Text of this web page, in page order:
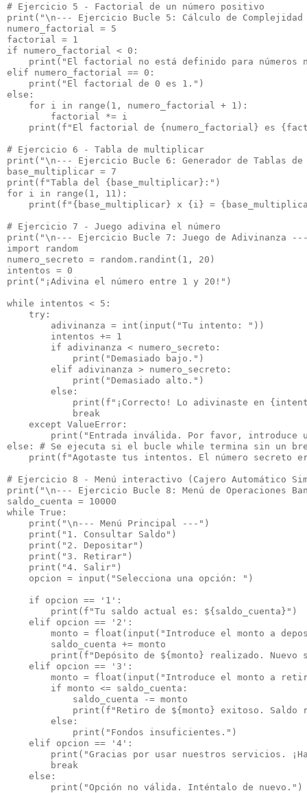
# Ejercicio 5 - Factorial de un número positivo
print("\n--- Ejercicio Bucle 5: Cálculo de
numero_factorial = 5
factorial = 1
if numero_factorial < 0:
print("El factorial no está definido para números
elif numero_factorial == 0:
    print("El factorial de 0 es 1.")
else:
    for i in range(1, numero_factorial + 1):
        factorial *= i
print(f"El factorial de {numero_factorial} es
# Ejercicio 6 - Tabla de multiplicar
print("\n--- Ejercicio Bucle 6: Generador de Tablas
base_multiplicar = 7
print(f"Tabla del {base_multiplicar}:")
for i in range(1, 11):
print(f"{base_multiplicar} x {i} =
# Ejercicio 7 - Juego adivina el número
print("\n--- Ejercicio Bucle 7: Juego de Adivinanza
import random
numero_secreto = random.randint(1, 20)
intentos = 0
print("¡Adivina el número entre 1 y 20!")
while intentos < 5:
    try:
        adivinanza = int(input("Tu intento: "))
        intentos += 1
        if adivinanza < numero_secreto:
            print("Demasiado bajo.")
        elif adivinanza > numero_secreto:
            print("Demasiado alto.")
        else:
print(f"¡Correcto! Lo adivinaste en
            break
    except ValueError:
print("Entrada inválida. Por favor, introduce
else: # Se ejecuta si el bucle while termina sin un
print(f"Agotaste tus intentos. El número secreto
# Ejercicio 8 - Menú interactivo (Cajero Automático
print("\n--- Ejercicio Bucle 8: Menú de Operaciones
saldo_cuenta = 10000
while True:
    print("\n--- Menú Principal ---")
    print("1. Consultar Saldo")
    print("2. Depositar")
    print("3. Retirar")
    print("4. Salir")
    opcion = input("Selecciona una opción: ")
    if opcion == '1':
        print(f"Tu saldo actual es: ${saldo_cuenta}")
    elif opcion == '2':
monto = float(input("Introduce el monto a
        saldo_cuenta += monto
print(f"Depósito de ${monto} realizado. Nuevo
    elif opcion == '3':
monto = float(input("Introduce el monto a
        if monto <= saldo_cuenta:
            saldo_cuenta -= monto
print(f"Retiro de ${monto} exitoso. Saldo
        else:
            print("Fondos insuficientes.")
    elif opcion == '4':
print("Gracias por usar nuestros servicios.
        break
    else:
        print("Opción no válida. Inténtalo de nuevo.")